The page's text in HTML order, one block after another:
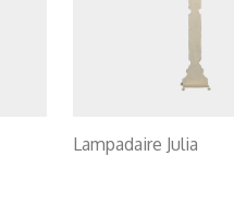
Lampadaire Julia